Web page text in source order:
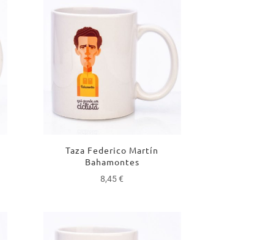
Taza Federico Martín
Bahamontes
8,45€